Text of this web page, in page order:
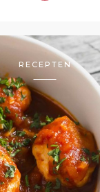
RECEPTEN